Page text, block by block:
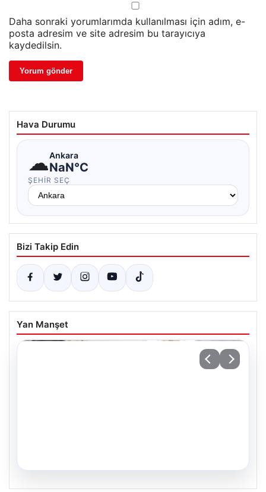
Daha sonraki yorumlarımda kullanılması için adım, e-
posta adresim ve site adresim bu tarayıcıya
kaydedilsin.
Hava Durumu
☁Ankara
NaN°C
ŞEHIR SEÇ
Bizi Takip Edin
Yan Manşet
05.08.2026